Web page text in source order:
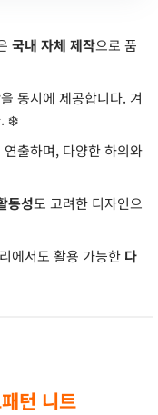
국내 자체 제작으로 품
을 동시에 제공합니다. 겨
. ❄️
연출하며, 다양한 하의와
동성도 고려한 디자인으
에서도 활용 가능한 다
턴 니트